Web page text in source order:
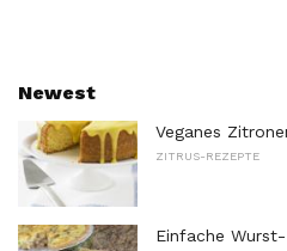
Newest
Veganes
ZITRUS-REZEPTE
Einfache